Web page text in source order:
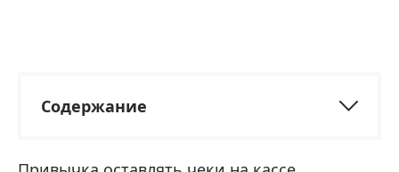
Содержание